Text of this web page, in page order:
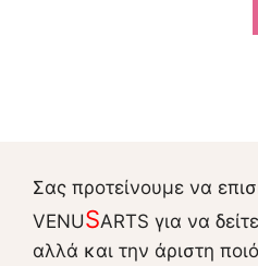
Σας προτείνουμε να
VENUSARTS για να
αλλά και την άριστη